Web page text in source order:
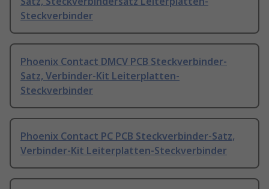
Steckverbinder
Phoenix Contact DMCV PCB Steckverbinder-
Satz, Verbinder-Kit Leiterplatten-
Steckverbinder
Phoenix Contact PC PCB Steckverbinder-Satz,
Verbinder-Kit Leiterplatten-Steckverbinder